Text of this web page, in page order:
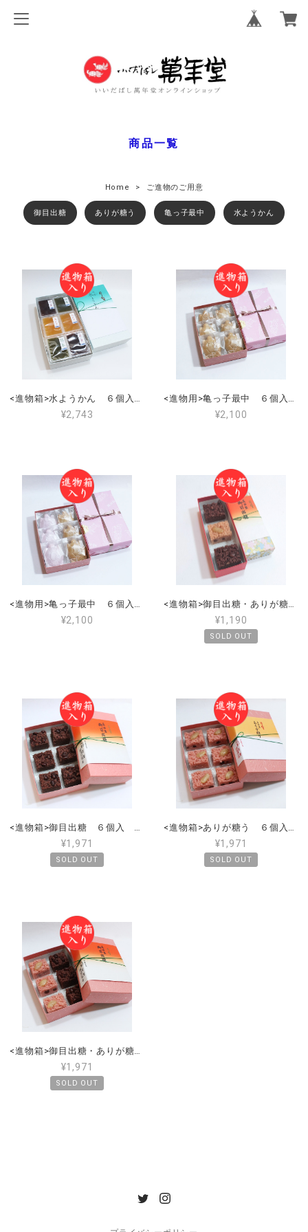
商品一覧
Home ご進物のご用意
御目出糖 ありが糖う 亀っ子最中 水ようかん
<進物箱>水ようかん ６個入（小豆こし２個・抹茶２個・あんず2個） 手提げ付き
¥2,743
<進物用>亀っ子最中 ６個入（大納言つぶ６個） 手提げ付き
¥2,100
<進物用>亀っ子最中 ６個入（大納言３個・こし3個） 手提げ付き
¥2,100
<進物箱>御目出糖・ありが糖う ３個入（御目出糖２個・ありが糖う１個） 手提げ付き
¥1,190
SOLD OUT
<進物箱>御目出糖 ６個入 手提げ付き
¥1,971
SOLD OUT
<進物箱>ありが糖う ６個入 手提げ付き
¥1,971
SOLD OUT
<進物箱>御目出糖・ありが糖う ６個入（各３個づつ） 手提げ付き
¥1,971
SOLD OUT